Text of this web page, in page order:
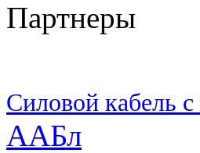
Партнеры
Силовой кабель
ААБл